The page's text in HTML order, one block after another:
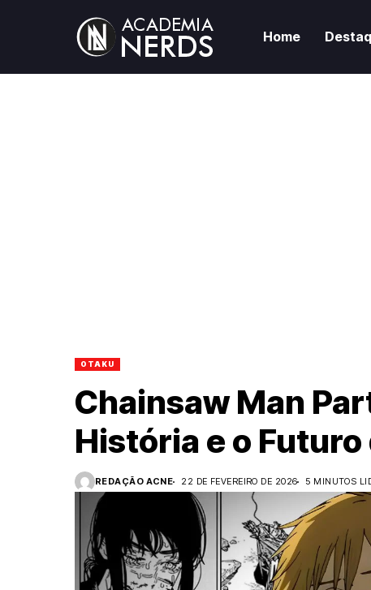
Home
OTAKU
Chainsaw Man
História e o Futuro
REDAÇÃO ACNE 22 DE FEVEREIRO DE 2026 5 MINUTOS